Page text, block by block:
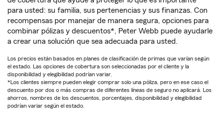
para usted: su familia, sus pertenencias y sus finanzas. Con
recompensas por manejar de manera segura, opciones para
combinar pólizas y descuentos*, Peter Webb puede ayudarle
a crear una solución que sea adecuada para usted.
Los precios están basados en planes de clasificación de primas que varían según
el estado. Las opciones de cobertura son seleccionadas por el cliente y la
disponibilidad y elegibilidad podrían variar.
*Los clientes siempre pueden elegir comprar solo una póliza, pero en ese caso el
descuento por dos o más compras de diferentes líneas de seguro no aplicará. Los
ahorros, nombres de los descuentos, porcentajes, disponibilidad y elegibilidad
podrían variar según el estado.